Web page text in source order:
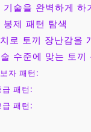
기술을 완벽하게 하
봉제 패턴 탐색
로 토끼 장난감을
수준에 맞는 토끼
자 패턴:
급 패턴:
급 패턴: